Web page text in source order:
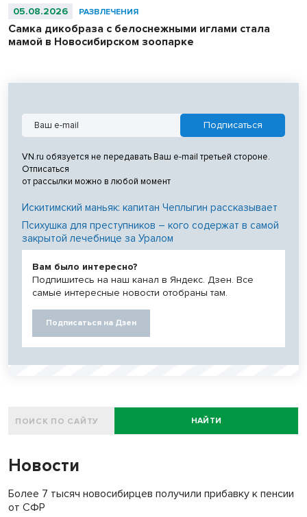
05.08.2026 РАЗВЛЕЧЕНИЯ
Самка дикобраза с белоснежными иглами стала
мамой в Новосибирском зоопарке
VN.ru обязуется не передавать Ваш e-mail третьей стороне.
Отписаться
от рассылки можно в любой момент
Искитимский маньяк: капитан Чеплыгин рассказывает
Психушка для преступников – кого содержат в самой
закрытой лечебнице за Уралом
Вам было интересно?
Подпишитесь на наш канал в Яндекс. Дзен. Все
самые интересные новости отобраны там.
Подписаться на Дзен
НАЙТИ
Новости
Более 7 тысяч новосибирцев получили прибавку к пенсии
от СФР